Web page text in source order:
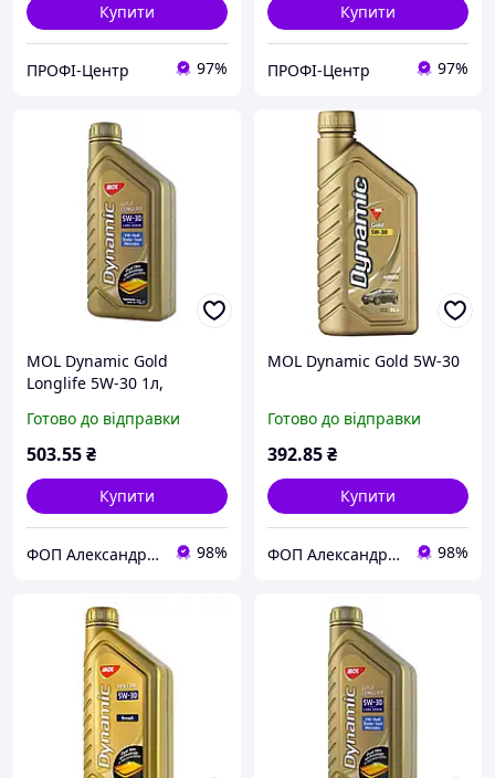
Купити
ПРОФІ-Центр 97%
Купити
ПРОФІ-Центр 97%
MOL Dynamic Gold
Longlife 5W-30 1л,
Готово до відправки
503.55₴
Купити
ФОП Александрова Ірина Анатоліївна 98%
MOL Dynamic Gold 5W-30
Готово до відправки
392.85₴
Купити
ФОП Александрова Ірина Анатоліївна 98%